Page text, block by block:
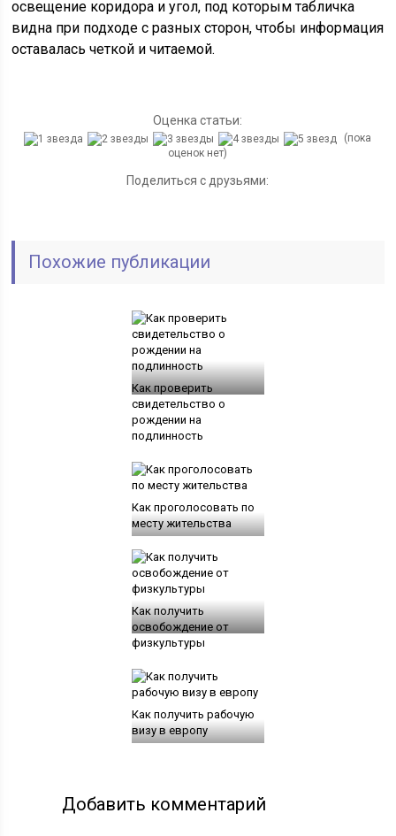
освещение коридора и угол, под которым табличка
видна при подходе с разных сторон, чтобы информация
оставалась четкой и читаемой.
Оценка статьи:
(пока
оценок нет)
Поделиться с друзьями:
Похожие публикации
Как проверить
свидетельство о
рождении на
подлинность
Как проголосовать по
месту жительства
Как получить
освобождение от
физкультуры
Как получить рабочую
визу в европу
Добавить комментарий